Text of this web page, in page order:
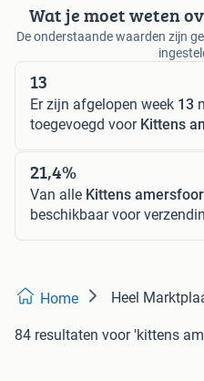
Wat je moet weten
De onderstaande waarden zijn
13
Er zijn afgelopen week 13
toegevoegd voor Kittens
21,4%
Van alle Kittens
beschikbaar voor
Home Heel
84 resultaten voor 'kittens